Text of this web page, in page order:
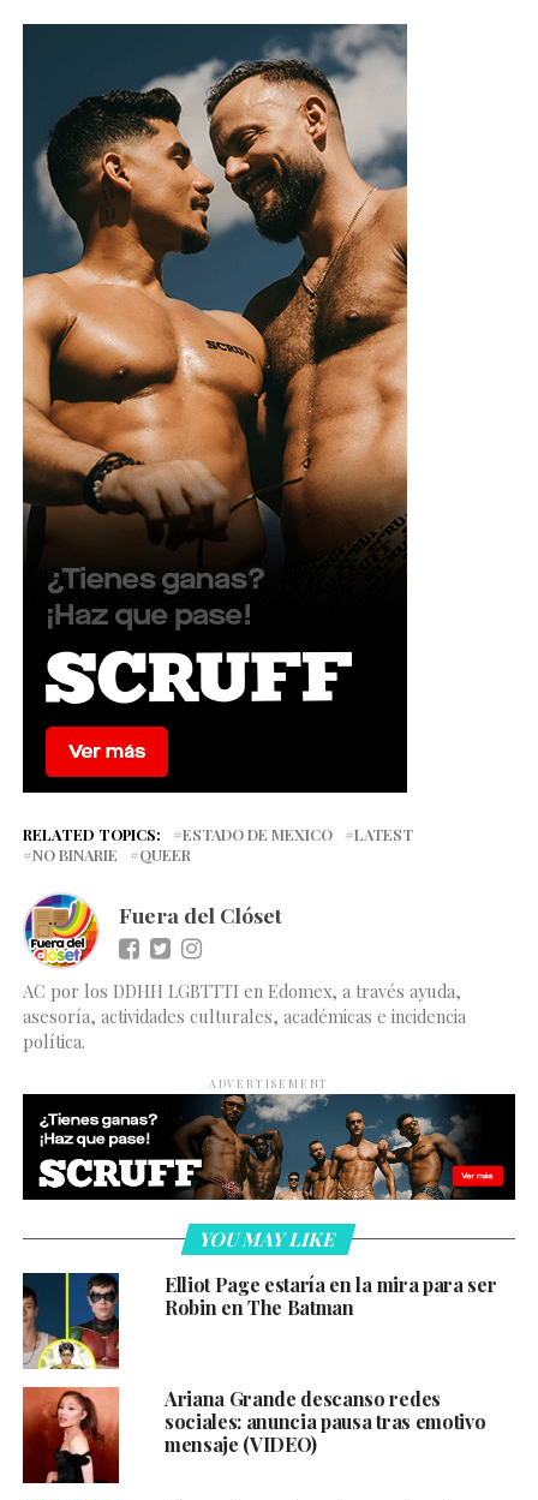
RELATED TOPICS: ESTADO DE MEXICO
LATEST
NO BINARIE
QUEER
Fuera del Clóset
AC por los DDHH LGBTTTI en Edomex, a través ayuda,
asesoría, actividades culturales, académicas e incidencia
política.
ADVERTISEMENT
YOU MAY LIKE
Elliot Page estaría en la mira para ser
Robin en The Batman
Ariana Grande descanso redes
sociales: anuncia pausa tras emotivo
mensaje (VIDEO)